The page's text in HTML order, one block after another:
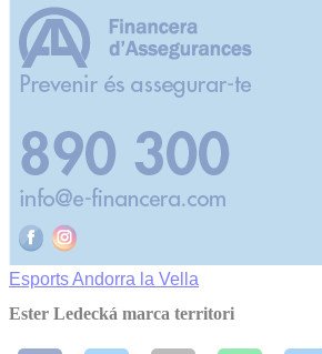
EsportsAndorra la Vella
Ester Ledecká marca territori